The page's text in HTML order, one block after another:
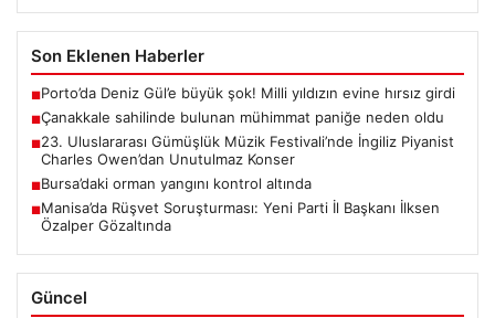
Son Eklenen Haberler
■ Porto’da Deniz Gül’e büyük şok! Milli yıldızın evine hırsız girdi
■Çanakkale sahilinde bulunan mühimmat paniğe neden oldu
■23. Uluslararası Gümüşlük Müzik Festivali’nde İngiliz Piyanist
Charles Owen’dan Unutulmaz Konser
■Bursa’daki orman yangını kontrol altında
Manisa’da Rüşvet Soruşturması: Yeni Parti İl Başkanı İlksen
Özalper Gözaltında
Güncel